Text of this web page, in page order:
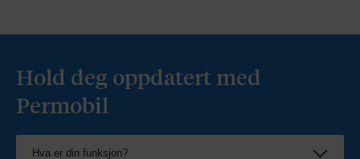
Hold deg oppdatert med
Permobil